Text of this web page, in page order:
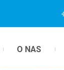
O NAS